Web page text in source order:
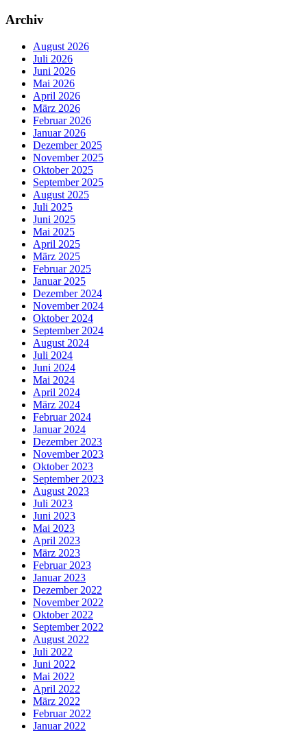
Archiv
August 2026
Juli 2026
Juni 2026
Mai 2026
April 2026
März 2026
Februar 2026
Januar 2026
Dezember 2025
November 2025
Oktober 2025
September 2025
August 2025
Juli 2025
Juni 2025
Mai 2025
April 2025
März 2025
Februar 2025
Januar 2025
Dezember 2024
November 2024
Oktober 2024
September 2024
August 2024
Juli 2024
Juni 2024
Mai 2024
April 2024
März 2024
Februar 2024
Januar 2024
Dezember 2023
November 2023
Oktober 2023
September 2023
August 2023
Juli 2023
Juni 2023
Mai 2023
April 2023
März 2023
Februar 2023
Januar 2023
Dezember 2022
November 2022
Oktober 2022
September 2022
August 2022
Juli 2022
Juni 2022
Mai 2022
April 2022
März 2022
Februar 2022
Januar 2022